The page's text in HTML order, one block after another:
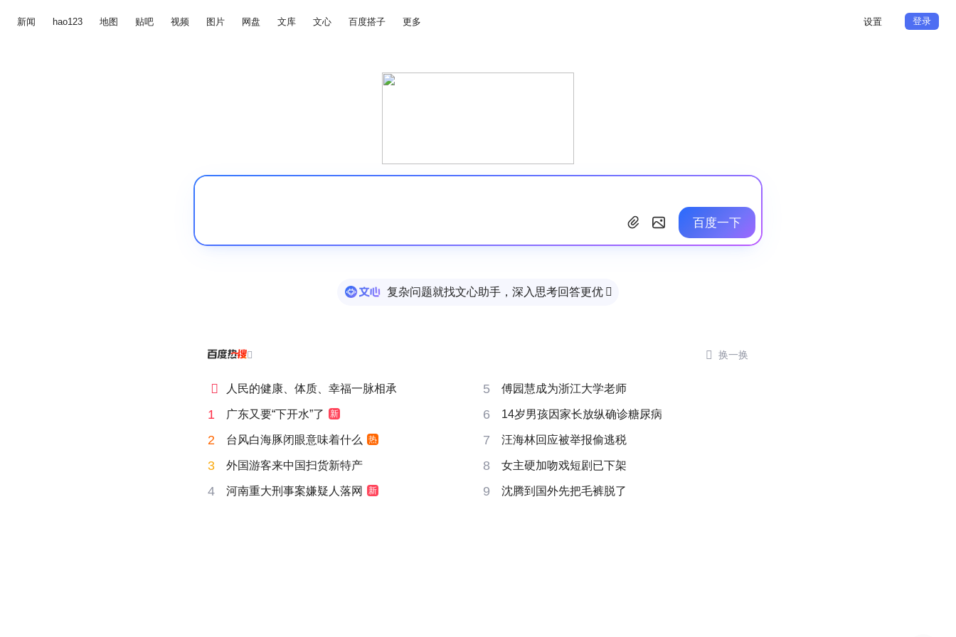
新闻 hao123 地图 贴吧 视频 图片 网盘 文库 文心 百度搭子 更多 设置 登录
百度一下
复杂问题就找文心助手，深入思考回答更优 
  换一换
 人民的健康、体质、幸福一脉相承 5 傅园慧成为浙江大学老师
1 广东又要“下开水”了 新 6 14岁男孩因家长放纵确诊糖尿病
2 台风白海豚闭眼意味着什么 热 7 汪海林回应被举报偷逃税
3 外国游客来中国扫货新特产 8 女主硬加吻戏短剧已下架
4 河南重大刑事案嫌疑人落网 新 9 沈腾到国外先把毛裤脱了